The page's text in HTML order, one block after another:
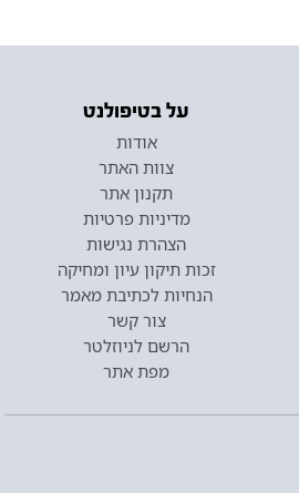
על בטיפולנט
אודות
צוות האתר
תקנון אתר
מדיניות פרטיות
הצהרת נגישות
זכות תיקון עיון ומחיקה
הנחיות לכתיבת מאמר
צור קשר
הרשם לניוזלטר
מפת אתר